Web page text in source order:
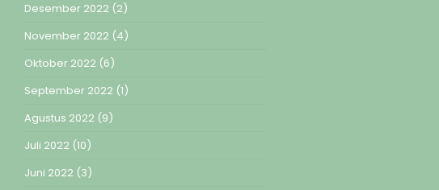
Desember 2022 (2)
November 2022 (4)
Oktober 2022 (6)
September 2022 (1)
Agustus 2022 (9)
Juli 2022 (10)
Juni 2022 (3)